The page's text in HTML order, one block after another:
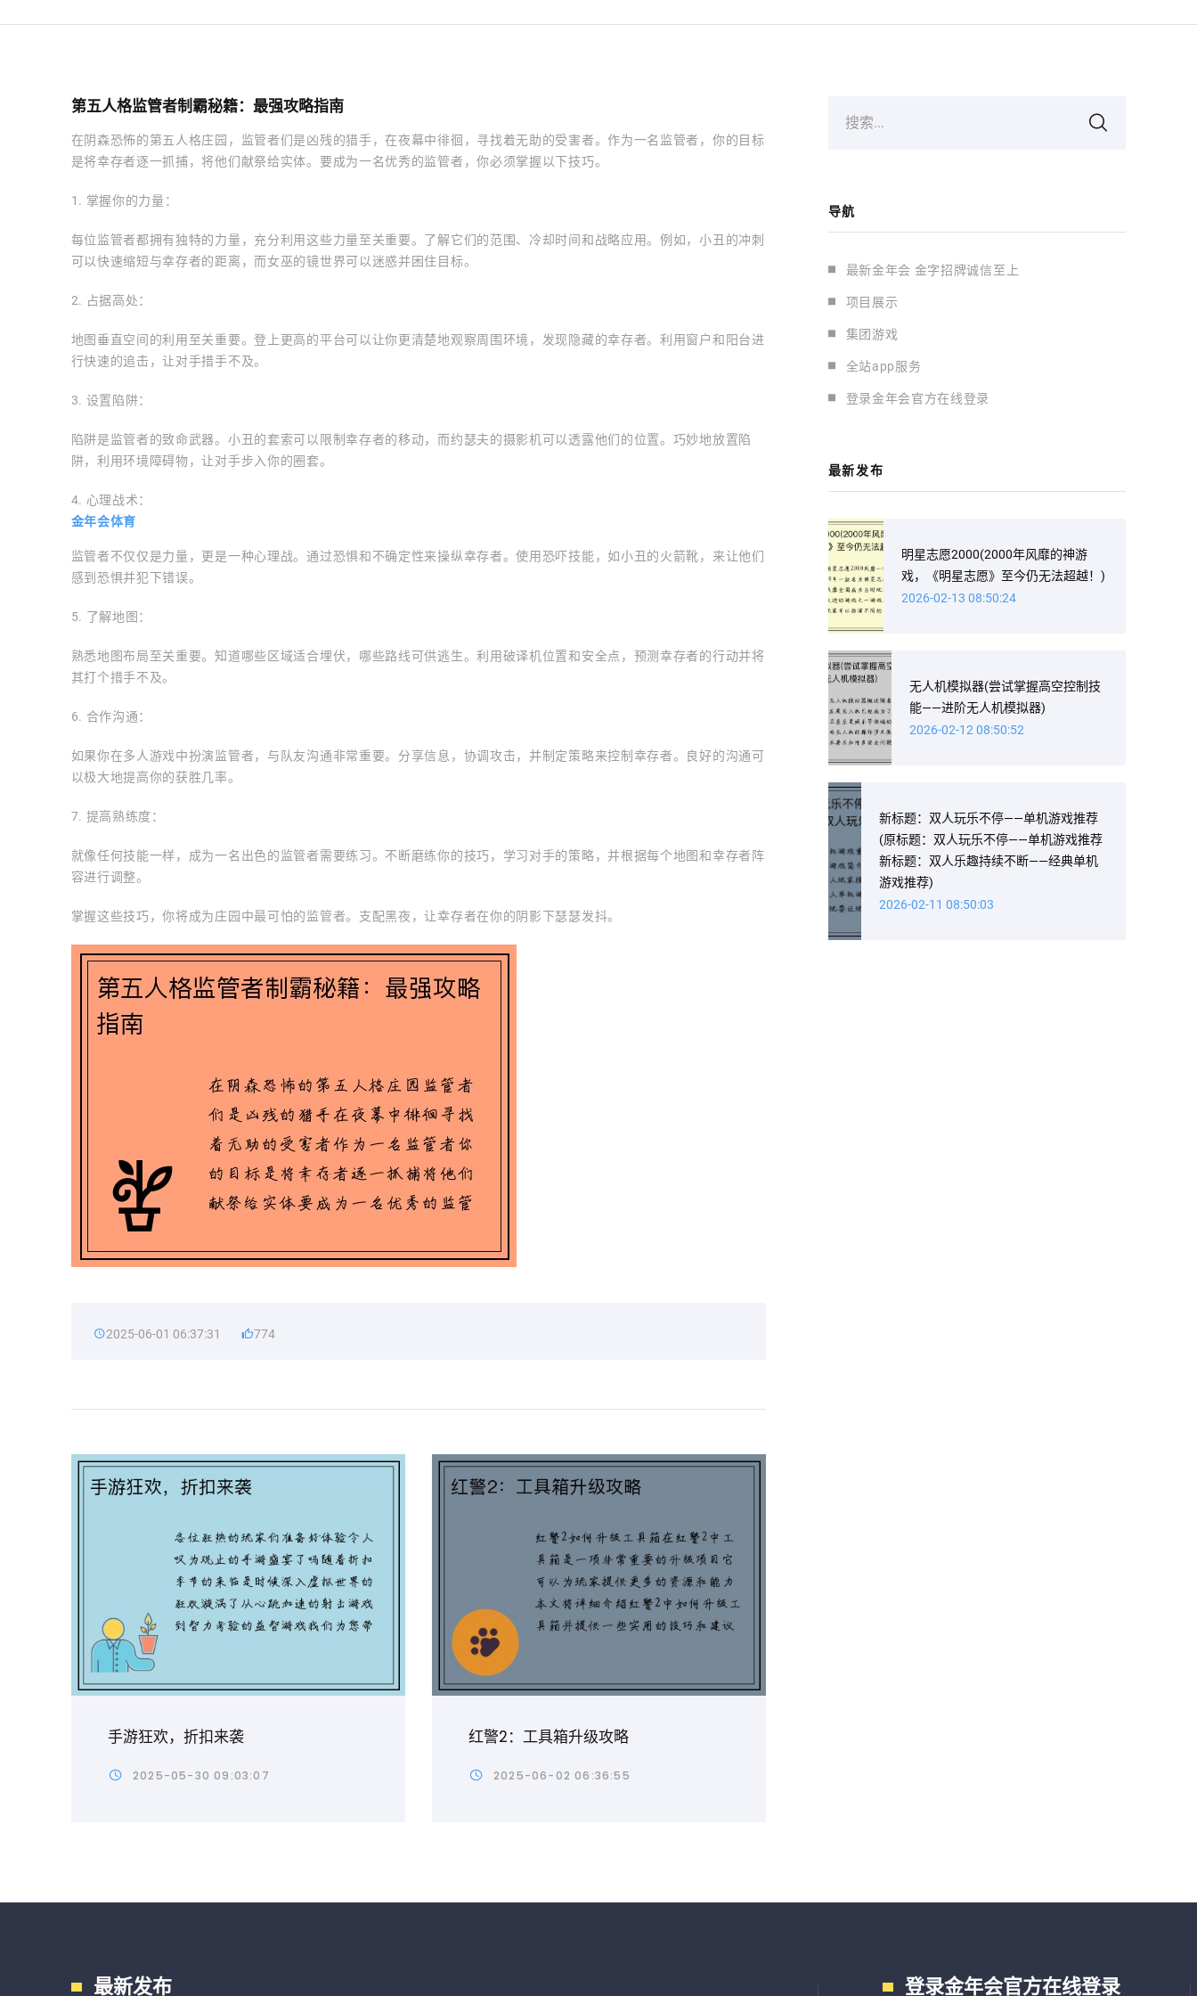
第五人格监管者制霸秘籍：最强攻略指南
在阴森恐怖的第五人格庄园，监管者们是凶残的猎手，在夜幕中徘徊，寻找着无助的受害者。作为一名监管者，你的目标
是将幸存者逐一抓捕，将他们献祭给实体。要成为一名优秀的监管者，你必须掌握以下技巧。
1. 掌握你的力量：
每位监管者都拥有独特的力量，充分利用这些力量至关重要。了解它们的范围、冷却时间和战略应用。例如，小丑的冲刺
可以快速缩短与幸存者的距离，而女巫的镜世界可以迷惑并困住目标。
2. 占据高处：
地图垂直空间的利用至关重要。登上更高的平台可以让你更清楚地观察周围环境，发现隐藏的幸存者。利用窗户和阳台进
行快速的追击，让对手措手不及。
3. 设置陷阱：
陷阱是监管者的致命武器。小丑的套索可以限制幸存者的移动，而约瑟夫的摄影机可以透露他们的位置。巧妙地放置陷
阱，利用环境障碍物，让对手步入你的圈套。
4. 心理战术：
金年会体育
监管者不仅仅是力量，更是一种心理战。通过恐惧和不确定性来操纵幸存者。使用恐吓技能，如小丑的火箭靴，来让他们
感到恐惧并犯下错误。
5. 了解地图：
熟悉地图布局至关重要。知道哪些区域适合埋伏，哪些路线可供逃生。利用破译机位置和安全点，预测幸存者的行动并将
其打个措手不及。
6. 合作沟通：
如果你在多人游戏中扮演监管者，与队友沟通非常重要。分享信息，协调攻击，并制定策略来控制幸存者。良好的沟通可
以极大地提高你的获胜几率。
7. 提高熟练度：
就像任何技能一样，成为一名出色的监管者需要练习。不断磨练你的技巧，学习对手的策略，并根据每个地图和幸存者阵
容进行调整。
掌握这些技巧，你将成为庄园中最可怕的监管者。支配黑夜，让幸存者在你的阴影下瑟瑟发抖。
2025-06-01 06:37:31 774
手游狂欢，折扣来袭
2025-05-30 09:03:07
红警2：工具箱升级攻略
2025-06-02 06:36:55
搜索...
导航
最新金年会 金字招牌诚信至上
项目展示
集团游戏
全站app服务
登录金年会官方在线登录
最新发布
明星志愿2000(2000年风靡的神游
戏，《明星志愿》至今仍无法超越！)
2026-02-13 08:50:24
无人机模拟器(尝试掌握高空控制技
能——进阶无人机模拟器)
2026-02-12 08:50:52
新标题：双人玩乐不停——单机游戏推荐
(原标题：双人玩乐不停——单机游戏推荐
新标题：双人乐趣持续不断——经典单机
游戏推荐)
2026-02-11 08:50:03
最新发布 登录金年会官方在线登录